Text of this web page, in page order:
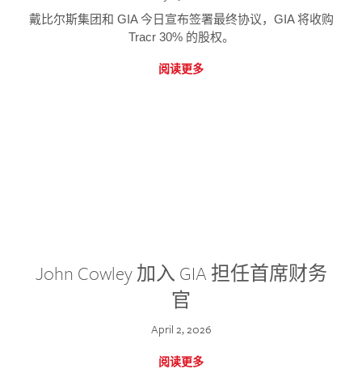
戴比尔斯集团和 GIA 今日宣布签署最终协议，GIA 将收购
Tracr 30% 的股权。
阅读更多
John Cowley 加入 GIA 担任首席财务
官
April 2, 2026
阅读更多